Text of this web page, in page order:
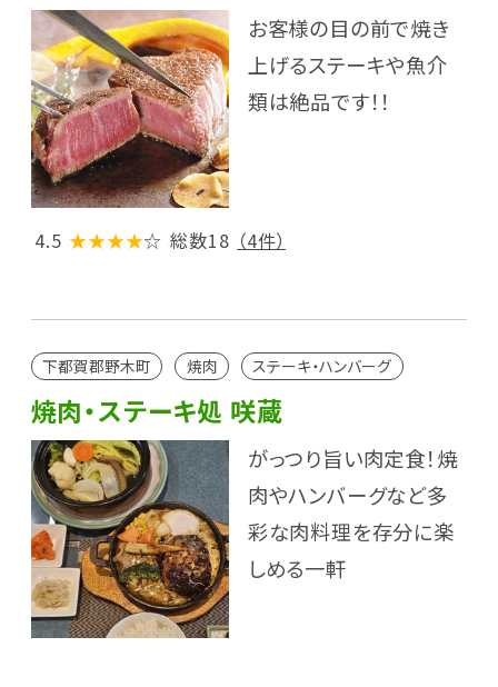
お客様の目の前で焼き
上げるステーキや魚介
類は絶品です！！
4.5 ★★★★☆ 総数18 （4件）
下都賀郡野木町 焼肉 ステーキ・ハンバーグ
焼肉・ステーキ処 咲蔵
がっつり旨い肉定食！焼
肉やハンバーグなど多
彩な肉料理を存分に楽
しめる一軒